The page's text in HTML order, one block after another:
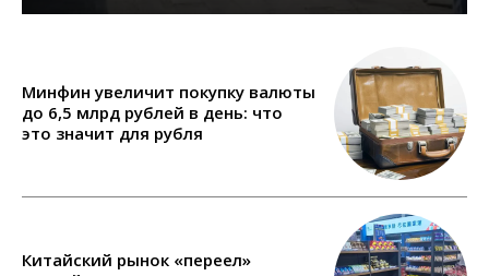
Минфин увеличит покупку валюты
до 6,5 млрд рублей в день: что
это значит для рубля
Китайский рынок «переел»